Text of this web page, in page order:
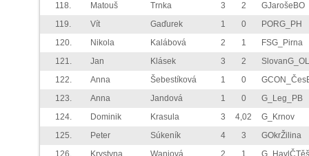
118.
Matouš Trnka 3 2
GJarošeBO
119.
Vít Gaďurek 1 0
PORG_PH
120.
Nikola Kalábová 2 1
FSG_Pirna
121.
Jan Klásek 3 2
SlovanG_OL
122.
Anna Šebestíková 1 0
123.
Anna Jandová 1 0
G_Leg_PB
124.
Dominik Krasula 3 4,02
G_Krnov
125.
Peter Súkeník 4 3
GOkrŽilina
126.
Krystyna Waniová 2 1
G_HavlČTěš